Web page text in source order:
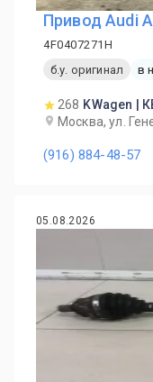
Привод Audi
4F0407271H
б.у. оригинал
в
268 KWagen |
Москва, ул.
(916) 884-48-57
05.08.2026